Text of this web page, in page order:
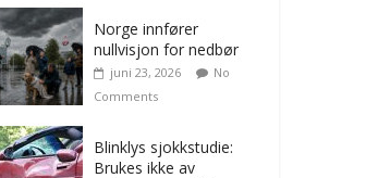
Norge innfører
nullvisjon for nedbør
juni 23, 2026
No
Comments
Blinklys sjokkstudie:
Brukes ikke av